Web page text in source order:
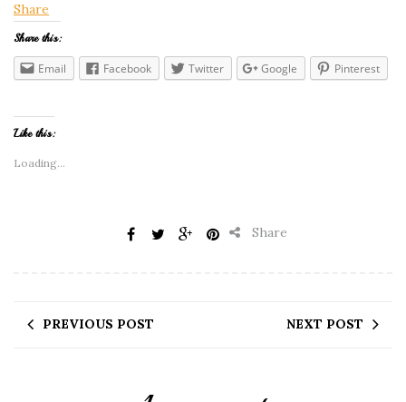
Share
Share this:
Email Facebook Twitter Google Pinterest
Like this:
Loading...
Share
PREVIOUS POST NEXT POST